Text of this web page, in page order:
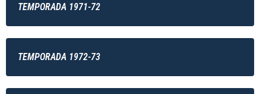
TEMPORADA 1971-72
TEMPORADA 1972-73